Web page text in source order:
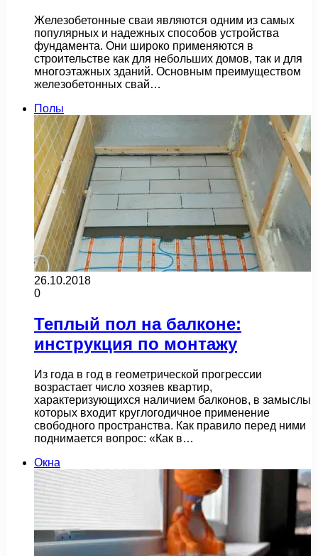
Железобетонные сваи являются одним из самых
популярных и надежных способов устройства
фундамента. Они широко применяются в
строительстве как для небольших домов, так и для
многоэтажных зданий. Основным преимуществом
железобетонных свай…
Полы
26.10.2018
0
Теплый пол на балконе:
инструкция по монтажу
Из года в год в геометрической прогрессии
возрастает число хозяев квартир,
характеризующихся наличием балконов, в замыслы
которых входит круглогодичное применение
свободного пространства. Как правило перед ними
поднимается вопрос: «Как в…
Окна